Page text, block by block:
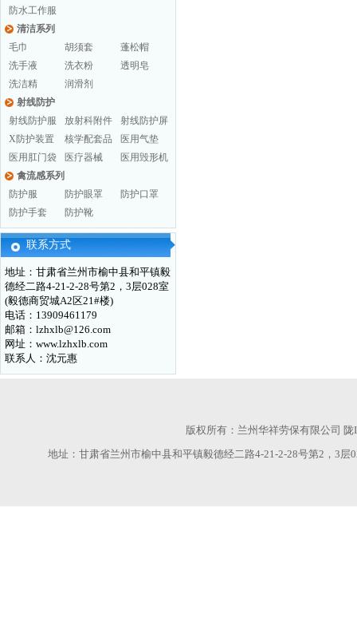
防水工作服
清洁系列
毛巾
胡须套
蓬松帽
洗手液
洗衣粉
透明皂
洗洁精
润滑剂
射线防护
射线防护服
放射科附件
射线防护屏
X防护装置
核学配套品
医用气垫
医用肛门袋
医疗器械
医用毁形机
禽流感系列
防护服
防护眼罩
防护口罩
防护手套
防护靴
联系方式
地址：甘肃省兰州市榆中县和平镇毅
德经二路4-21-2-28号第2，3层028室
(毅德商贸城A2区21#楼)
电话：13909461179
邮箱：lzhxlb@126.com
网址：www.lzhxlb.com
联系人：沈元惠
版权所有：兰州华祥劳保有限公司 陇
地址：甘肃省兰州市榆中县和平镇毅德经二路4-21-2-28号第2，3